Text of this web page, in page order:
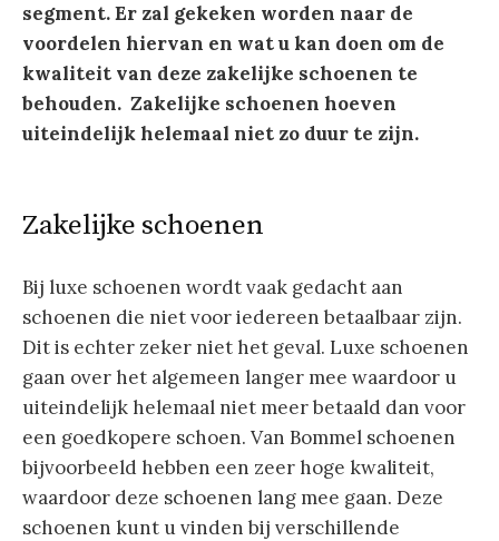
segment. Er zal gekeken worden naar de
voordelen hiervan en wat u kan doen om de
kwaliteit van deze zakelijke schoenen te
behouden. Zakelijke schoenen hoeven
uiteindelijk helemaal niet zo duur te zijn.
Zakelijke schoenen
Bij luxe schoenen wordt vaak gedacht aan
schoenen die niet voor iedereen betaalbaar zijn.
Dit is echter zeker niet het geval. Luxe schoenen
gaan over het algemeen langer mee waardoor u
uiteindelijk helemaal niet meer betaald dan voor
een goedkopere schoen. Van Bommel schoenen
bijvoorbeeld hebben een zeer hoge kwaliteit,
waardoor deze schoenen lang mee gaan. Deze
schoenen kunt u vinden bij verschillende